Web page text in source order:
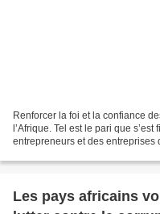
Renforcer la foi et la confiance
l’Afrique. Tel est le pari que
entrepreneurs et des entreprises
Les pays africains